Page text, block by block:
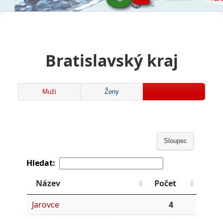
Bratislavský kraj
Muži Ženy
Sloupec
Hledat:
Název
Počet
Jarovce
4